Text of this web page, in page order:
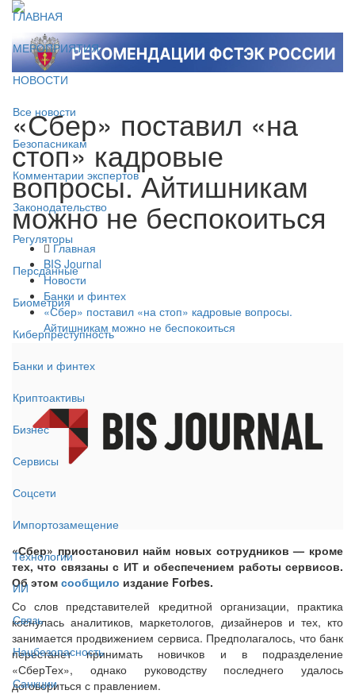
ГЛАВНАЯ
МЕРОПРИЯТИЯ
НОВОСТИ
Все новости
Безопасникам
Комментарии экспертов
Законодательство
Регуляторы
Персданные
Биометрия
Киберпреступность
Банки и финтех
Криптоактивы
Бизнес
Сервисы
Соцсети
Импортозамещение
Технологии
ИИ
Связь
Нацбезопасность
Санкции
«Сбер» поставил «на
стоп» кадровые
вопросы. Айтишникам
можно не беспокоиться
Главная
BIS Journal
Новости
Банки и финтех
«Сбер» поставил «на стоп» кадровые вопросы.
Айтишникам можно не беспокоиться
«Сбер» приостановил найм новых сотрудников — кроме
тех, что связаны с ИТ и обеспечением работы сервисов.
Об этом сообщило издание Forbes.
Со слов представителей кредитной организации, практика
коснулась аналитиков, маркетологов, дизайнеров и тех, кто
занимается продвижением сервиса. Предполагалось, что банк
перестанет принимать новичков и в подразделение
«СберТех», однако руководству последнего удалось
договориться с правлением.